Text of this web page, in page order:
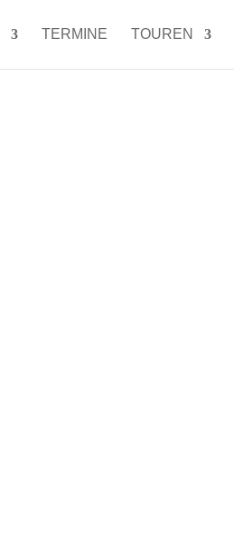
TERMINE TOUREN